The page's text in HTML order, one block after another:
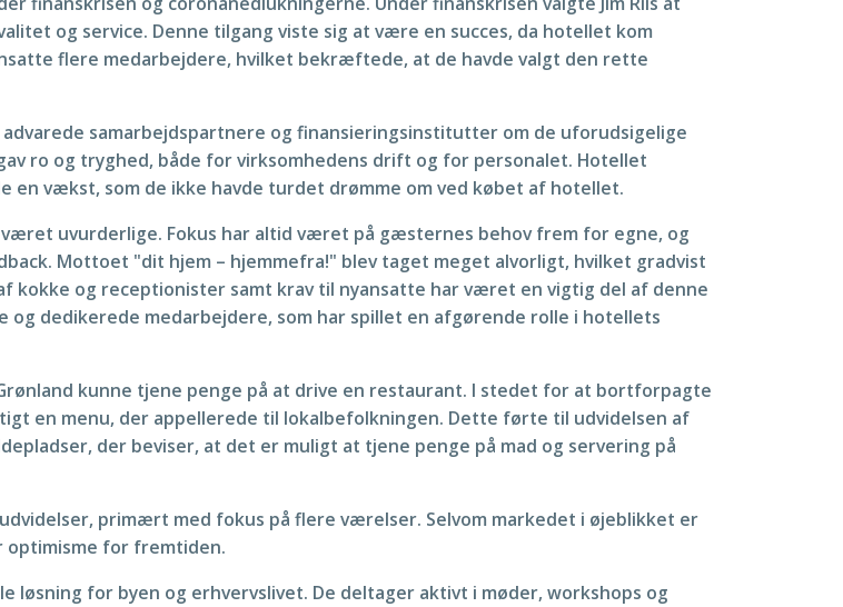
og service. Denne tilgang viste sig at være en succes, da hotellet kom
flere medarbejdere, hvilket bekræftede, at de havde valgt den rette
samarbejdspartnere og finansieringsinstitutter om de uforudsigelige
ro og tryghed, både for virksomhedens drift og for personalet. Hotellet
en vækst, som de ikke havde turdet drømme om ved købet af hotellet.
uvurderlige. Fokus har altid været på gæsternes behov frem for egne, og
Mottoet "dit hjem – hjemmefra!" blev taget meget alvorligt, hvilket gradvist
kokke og receptionister samt krav til nyansatte har været en vigtig del af denne
dedikerede medarbejdere, som har spillet en afgørende rolle i hotellets
kunne tjene penge på at drive en restaurant. I stedet for at bortforpagte
en menu, der appellerede til lokalbefolkningen. Dette førte til udvidelsen af
der beviser, at det er muligt at tjene penge på mad og servering på
primært med fokus på flere værelser. Selvom markedet i øjeblikket er
for fremtiden.
for byen og erhvervslivet. De deltager aktivt i møder, workshops og